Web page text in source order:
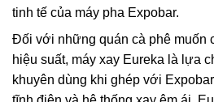
tinh tế của máy pha Expobar.
Đối với những quán cà phê muốn
hiệu suất, máy xay Eureka là lựa
khuyên dùng khi ghép với